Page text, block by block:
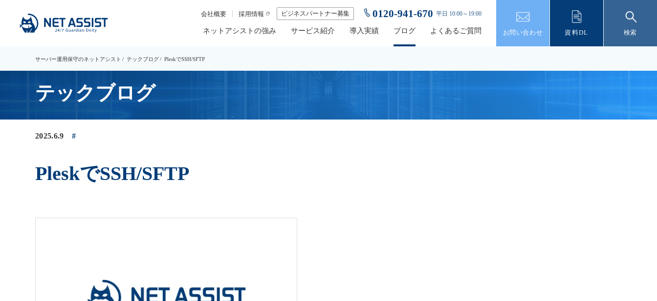
ネットアシストの強み サービス紹介 導入実績 ブログ よくあるご質問
会社概要 採用情報 ビジネスパートナー募集 0120-941-670 平日 10:00～19:00
お問い合わせ 資料DL 検索
サーバー運用保守のネットアシスト テックブログ PleskでSSH/SFTP
テックブログ
2025.6.9
PleskでSSH/SFTP